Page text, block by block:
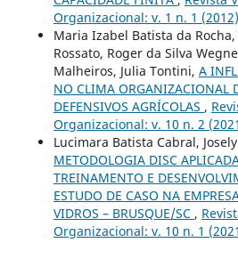
Organizacional: v. 1 n. 1 (2012)
Maria Izabel Batista da Rocha,
Rossato, Roger da Silva
Malheiros, Julia Tontini, A
NO CLIMA ORGANIZACIONAL
DEFENSIVOS AGRÍCOLAS ,
Organizacional: v. 10 n. 2
Lucimara Batista Cabral,
METODOLOGIA DISC
TREINAMENTO E
ESTUDO DE CASO NA
VIDROS – BRUSQUE/SC ,
Organizacional: v. 10 n. 1